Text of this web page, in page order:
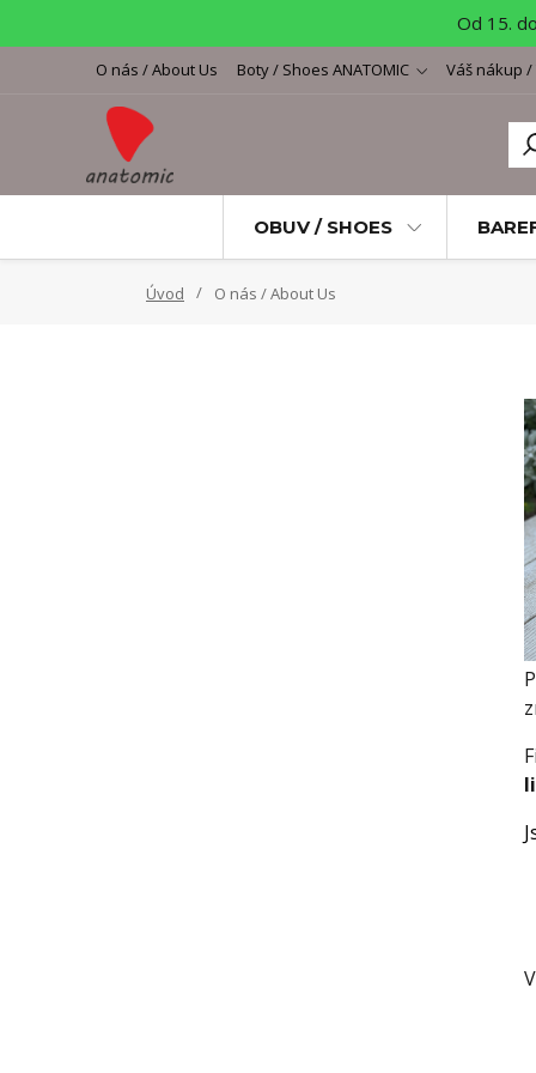
Od 15.
O nás / About Us Boty / Shoes ANATOMIC Váš nákup
OBUV / SHOES
Úvod O nás / About Us